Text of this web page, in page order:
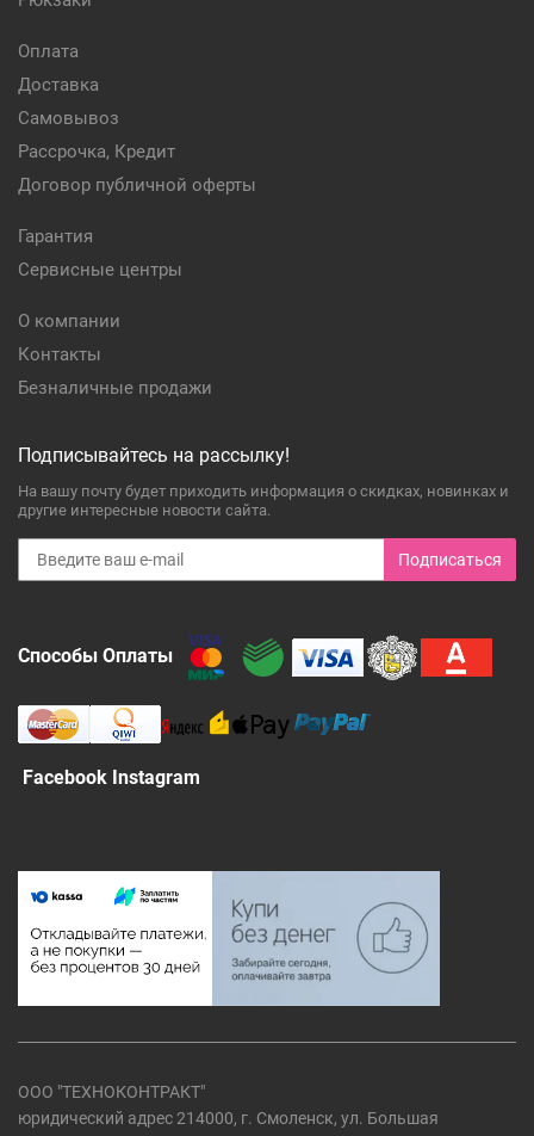
Оплата
Доставка
Самовывоз
Рассрочка, Кредит
Договор публичной оферты
Гарантия
Сервисные центры
О компании
Контакты
Безналичные продажи
Подписывайтесь на рассылку!
На вашу почту будет приходить информация о скидках, новинках и
другие интересные новости сайта.
Подписаться
Способы Оплаты
Facebook Instagram
ООО "ТЕХНОКОНТРАКТ"
юридический адрес 214000, г. Смоленск, ул. Большая